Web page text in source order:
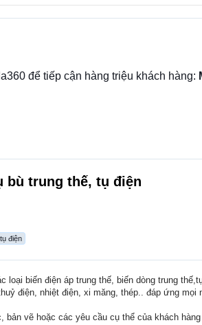
để tiếp cận hàng triệu khách hàng:
bù trung thế, tụ điện
tụ điện
loại biến điện áp trung thế, biến dòng trung
điện, nhiệt điện, xi măng, thép.. đáp ứng mọi
vẽ hoặc các yêu cầu cụ thể của khách